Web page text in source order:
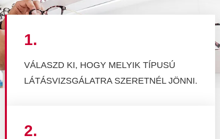
1.
VÁLASZD KI, HOGY MELYIK TÍPUSÚ
LÁTÁSVIZSGÁLATRA SZERETNÉL JÖNNI.
2.